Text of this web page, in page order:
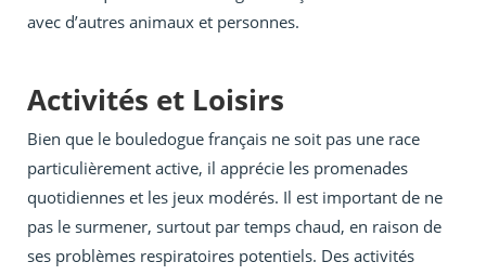
avec d’autres animaux et personnes.
Activités et Loisirs
Bien que le bouledogue français ne soit pas une race
particulièrement active, il apprécie les promenades
quotidiennes et les jeux modérés. Il est important de ne
pas le surmener, surtout par temps chaud, en raison de
ses problèmes respiratoires potentiels. Des activités